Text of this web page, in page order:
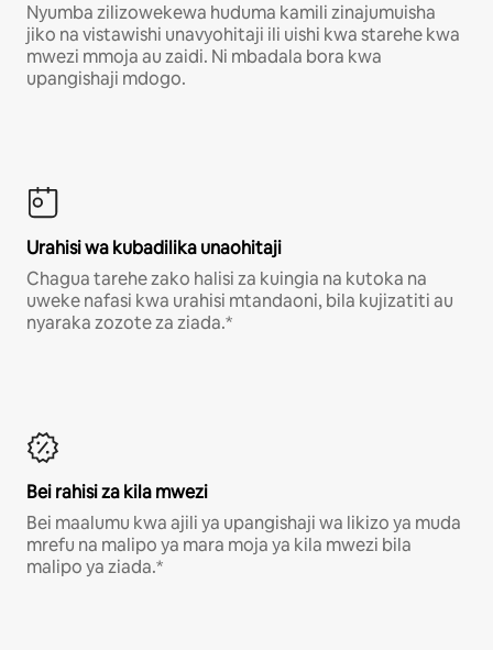
Nyumba zilizowekewa huduma kamili zinajumuisha
jiko na vistawishi unavyohitaji ili uishi kwa starehe kwa
mwezi mmoja au zaidi. Ni mbadala bora kwa
upangishaji mdogo.
Urahisi wa kubadilika unaohitaji
Chagua tarehe zako halisi za kuingia na kutoka na
uweke nafasi kwa urahisi mtandaoni, bila kujizatiti au
nyaraka zozote za ziada.*
Bei rahisi za kila mwezi
Bei maalumu kwa ajili ya upangishaji wa likizo ya muda
mrefu na malipo ya mara moja ya kila mwezi bila
malipo ya ziada.*